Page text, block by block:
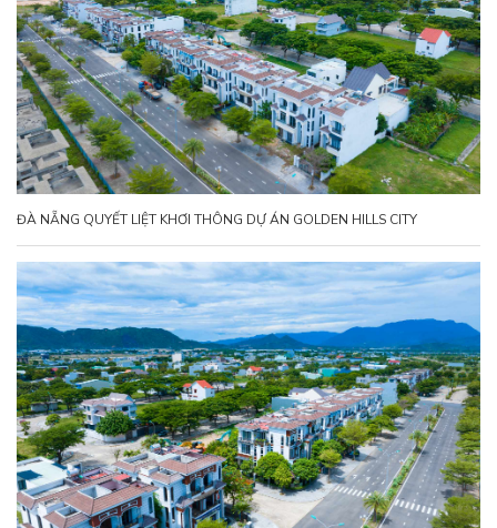
ĐÀ NẴNG QUYẾT LIỆT KHƠI THÔNG DỰ ÁN GOLDEN HILLS CITY